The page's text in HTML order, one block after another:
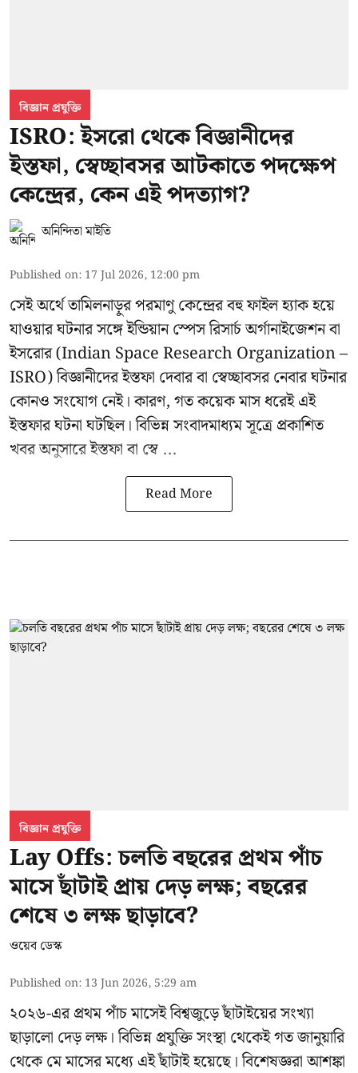
বিজ্ঞান প্রযুক্তি
ISRO: ইসরো থেকে বিজ্ঞানীদের
ইস্তফা, স্বেচ্ছাবসর আটকাতে পদক্ষেপ
কেন্দ্রের, কেন এই পদত্যাগ?
অনিন্দিতা মাইতি
Published on: 17 Jul 2026, 12:00 pm
সেই অর্থে তামিলনাড়ুর পরমাণু কেন্দ্রের বহু ফাইল হ্যাক হয়ে
যাওয়ার ঘটনার সঙ্গেইন্ডিয়ান স্পেস রিসার্চ অর্গানাইজেশন বা
ইসরোর(Indian Space Research Organization –
ISRO) বিজ্ঞানীদের ইস্তফা দেবার বা স্বেচ্ছাবসর নেবার ঘটনার
কোনও সংযোগ নেই। কারণ, গত কয়েক মাস ধরেই এই
ইস্তফার ঘটনা ঘটছিল। বিভিন্ন সংবাদমাধ্যম সূত্রে প্রকাশিত
খবর অনুসারে ইস্তফা বা স্বে ...
Read More
বিজ্ঞান প্রযুক্তি
Lay Offs: চলতি বছরের প্রথম পাঁচ
মাসে ছাঁটাই প্রায় দেড় লক্ষ; বছরের
শেষে ৩ লক্ষ ছাড়াবে?
ওয়েব ডেস্ক
Published on: 13 Jun 2026, 5:29 am
২০২৬-এর প্রথম পাঁচ মাসেই বিশ্বজুড়ে ছাঁটাইয়ের সংখ্যা
ছাড়ালো দেড় লক্ষ। বিভিন্ন প্রযুক্তি সংস্থা থেকেই গত জানুয়ারি
থেকে মে মাসের মধ্যে এই ছাঁটাই হয়েছে। বিশেষজ্ঞরা আশঙ্কা